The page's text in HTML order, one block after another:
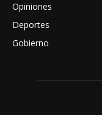
Opiniones
Deportes
Gobierno